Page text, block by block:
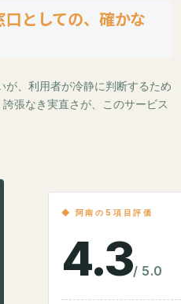
としての、確かな
が、利用者が冷静に判断するため
張なき実直さが、このサービス
◆ 阿南の5項目評価
4.3/ 5.0